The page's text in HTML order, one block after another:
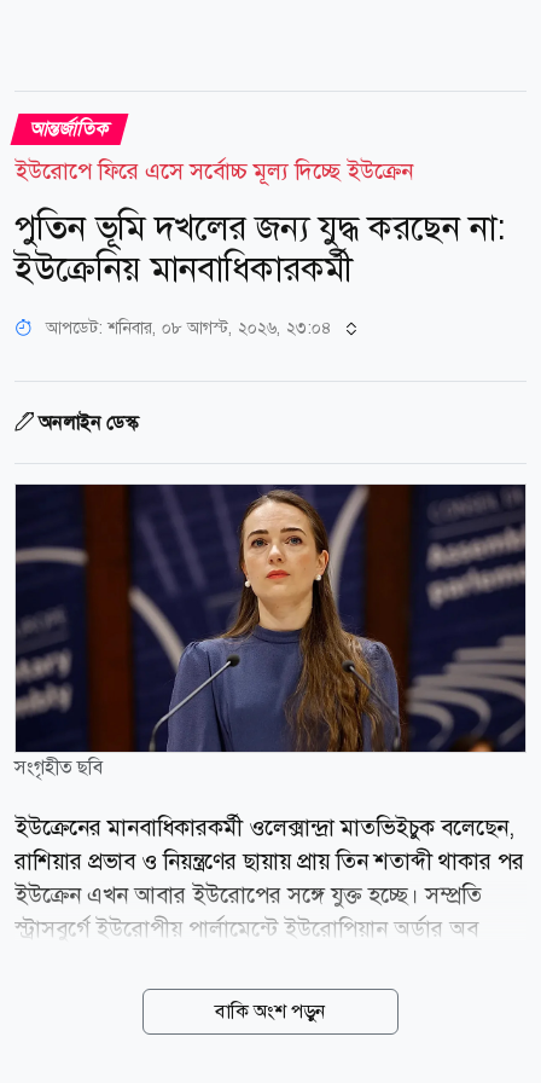
আন্তর্জাতিক
ইউরোপে ফিরে এসে সর্বোচ্চ মূল্য দিচ্ছে ইউক্রেন
পুতিন ভূমি দখলের জন্য যুদ্ধ করছেন না:
ইউক্রেনিয় মানবাধিকারকর্মী
আপডেট: শনিবার, ০৮ আগস্ট, ২০২৬, ২৩:০৪
অনলাইন ডেস্ক
সংগৃহীত ছবি
ইউক্রেনের মানবাধিকারকর্মী ওলেক্সান্দ্রা মাতভিইচুক বলেছেন,
রাশিয়ার প্রভাব ও নিয়ন্ত্রণের ছায়ায় প্রায় তিন শতাব্দী থাকার পর
ইউক্রেন এখন আবার ইউরোপের সঙ্গে যুক্ত হচ্ছে। সম্প্রতি
স্ট্রাসবুর্গে ইউরোপীয় পার্লামেন্টে ইউরোপিয়ান অর্ডার অব
মানবাধিকারকর্মী ওলেক্সান্দ্রা মাতভিইচুক। মাতভিইচুক সেন্টার
ফর সিভিল লিবার্টিজের প্রধান। সংগঠনটি ২০২২ সালের
বাকি অংশ পড়ুন